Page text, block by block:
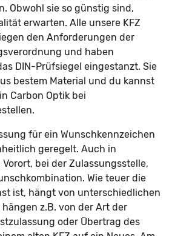
Obwohl sie so günstig sind,
erwarten. Alle unsere KFZ
den Anforderungen der
und haben
DIN-Prüfsiegel eingestanzt. Sie
bestem Material und du kannst
Carbon Optik bei
für ein Wunschkennzeichen
geregelt. Auch in
bei der Zulassungsstelle,
Wie teuer die
ist, hängt von unterschiedlichen
z.B. von der Art der
oder Übertrag des